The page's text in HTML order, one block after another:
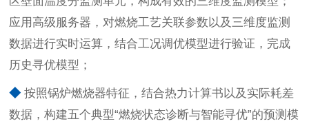
应用高级服务器，对燃烧工艺关联参数以及三维度监测
数据进行实时运算，结合工况调优模型进行验证，完成
历史寻优模型；
◆ 按照锅炉燃烧器特征，结合热力计算书以及实际耗差
数据，构建五个典型“燃烧状态诊断与智能寻优”的预测模